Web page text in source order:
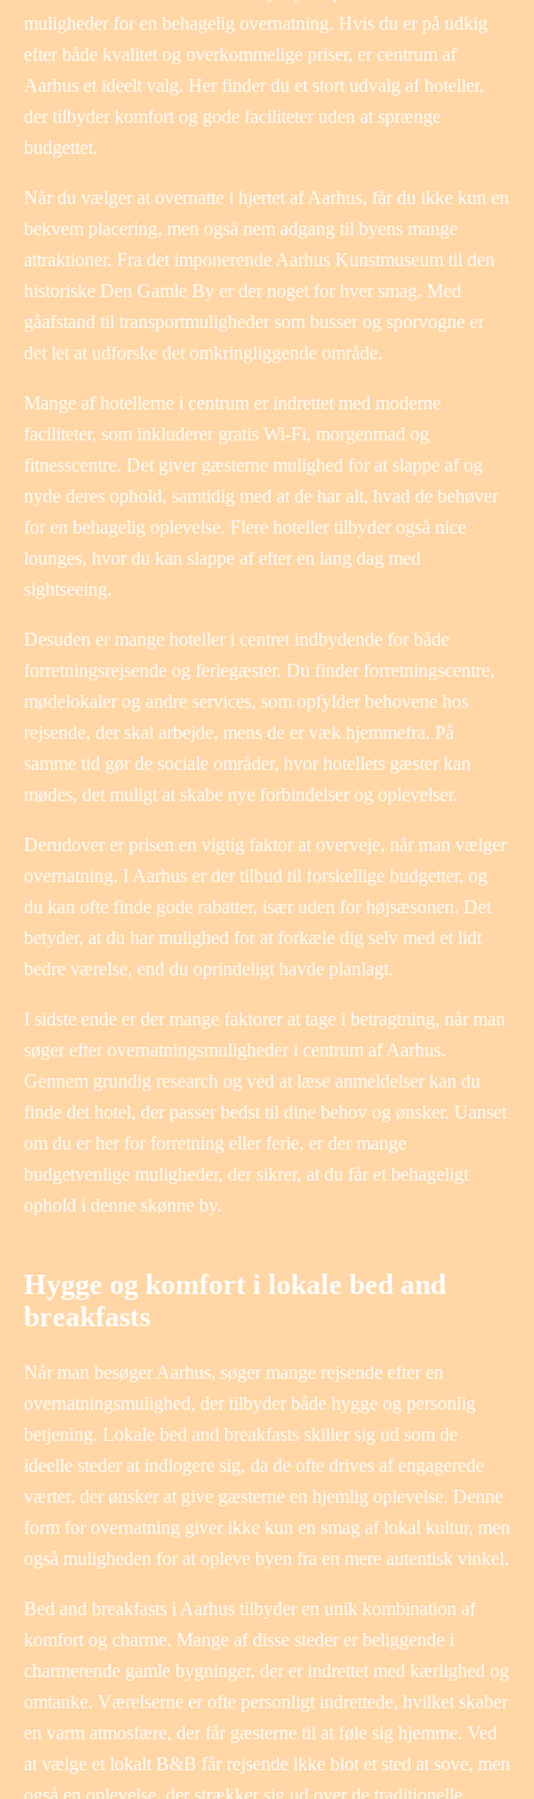
muligheder for en behagelig overnatning. Hvis du er på udkig
efter både kvalitet og overkommelige priser, er centrum af
Aarhus et ideelt valg. Her finder du et stort udvalg af hoteller,
der tilbyder komfort og gode faciliteter uden at sprænge
budgettet.
Når du vælger at overnatte i hjertet af Aarhus, får du ikke kun en
bekvem placering, men også nem adgang til byens mange
attraktioner. Fra det imponerende Aarhus Kunstmuseum til den
historiske Den Gamle By er der noget for hver smag. Med
gåafstand til transportmuligheder som busser og sporvogne er
det let at udforske det omkringliggende område.
Mange af hotellerne i centrum er indrettet med moderne
faciliteter, som inkluderer gratis Wi-Fi, morgenmad og
fitnesscentre. Det giver gæsterne mulighed for at slappe af og
nyde deres ophold, samtidig med at de har alt, hvad de behøver
for en behagelig oplevelse. Flere hoteller tilbyder også nice
lounges, hvor du kan slappe af efter en lang dag med
sightseeing.
Desuden er mange hoteller i centret indbydende for både
forretningsrejsende og feriegæster. Du finder forretningscentre,
mødelokaler og andre services, som opfylder behovene hos
rejsende, der skal arbejde, mens de er væk hjemmefra. På
samme tid gør de sociale områder, hvor hotellets gæster kan
mødes, det muligt at skabe nye forbindelser og oplevelser.
Derudover er prisen en vigtig faktor at overveje, når man vælger
overnatning. I Aarhus er der tilbud til forskellige budgetter, og
du kan ofte finde gode rabatter, især uden for højsæsonen. Det
betyder, at du har mulighed for at forkæle dig selv med et lidt
bedre værelse, end du oprindeligt havde planlagt.
I sidste ende er der mange faktorer at tage i betragtning, når man
søger efter overnatningsmuligheder i centrum af Aarhus.
Gennem grundig research og ved at læse anmeldelser kan du
finde det hotel, der passer bedst til dine behov og ønsker. Uanset
om du er her for forretning eller ferie, er der mange
budgetvenlige muligheder, der sikrer, at du får et behageligt
ophold i denne skønne by.
Hygge og komfort i lokale bed and
breakfasts
Når man besøger Aarhus, søger mange rejsende efter en
overnatningsmulighed, der tilbyder både hygge og personlig
betjening. Lokale bed and breakfasts skiller sig ud som de
ideelle steder at indlogere sig, da de ofte drives af engagerede
værter, der ønsker at give gæsterne en hjemlig oplevelse. Denne
form for overnatning giver ikke kun en smag af lokal kultur, men
også muligheden for at opleve byen fra en mere autentisk vinkel.
Bed and breakfasts i Aarhus tilbyder en unik kombination af
komfort og charme. Mange af disse steder er beliggende i
charmerende gamle bygninger, der er indrettet med kærlighed og
omtanke. Værelserne er ofte personligt indrettede, hvilket skaber
en varm atmosfære, der får gæsterne til at føle sig hjemme. Ved
at vælge et lokalt B&B får rejsende ikke blot et sted at sove, men
også en oplevelse, der strækker sig ud over de traditionelle